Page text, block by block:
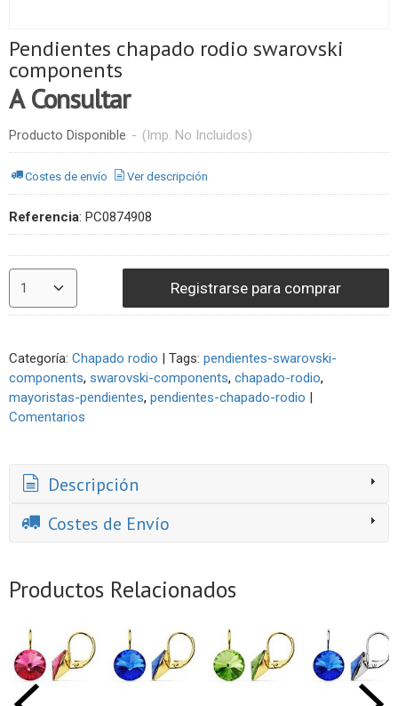
Pendientes chapado rodio swarovski
components
A Consultar
Producto Disponible - (Imp. No Incluidos)
Costes de envío Ver descripción
Referencia: PC0874908
Registrarse para comprar
Categoría: Chapado rodio | Tags: pendientes-swarovski-
components swarovski-components chapado-rodio
mayoristas-pendientes pendientes-chapado-rodio |
Comentarios
Descripción
Costes de Envío
Productos Relacionados